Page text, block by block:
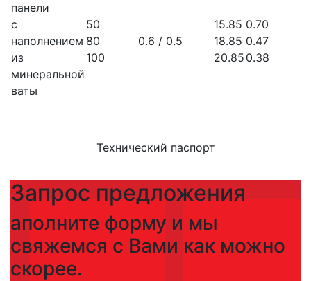
панели
с
наполнением
из
минеральной
ваты
50
80
100
0.6 / 0.5
15.85
18.85
20.85
0.70
0.47
0.38
Технический паспорт
Запрос предложения
аполните форму и мы
свяжемся с Вами как можно
скорее.